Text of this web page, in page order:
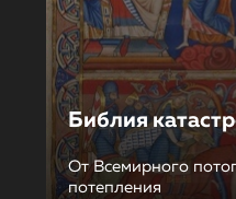
Библия
От Всемирного
потепления